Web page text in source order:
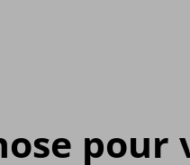
pour